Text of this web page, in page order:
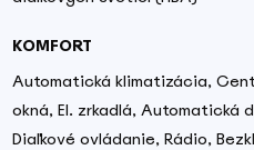
KOMFORT
Automatická klimatizácia,
okná, El. zrkadlá, Automatická
Diaľkové ovládanie, Rádio,